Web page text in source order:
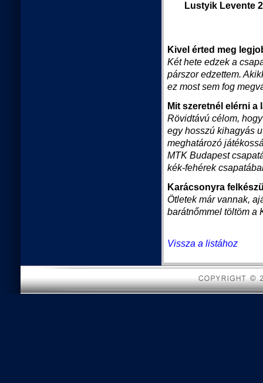
Lustyik Levente
Kivel érted meg
Két hete edzek a
párszor edzettem.
ez most sem fog
Mit szeretnél elérni
Rövidtávú célom,
egy hosszú kihagyás
meghatározó
MTK Budapest
kék-fehérek
Karácsonyra
Ötletek már vannak,
barátnőmmel töltöm a
Vissza a listához